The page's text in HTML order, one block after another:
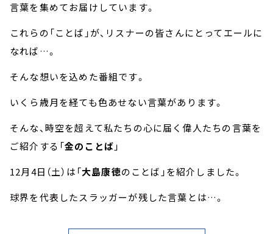
言葉を集めてお届けしています。
これらの「ことば」が、リスナーの皆さんにとってエールに
なれば…。
そんな想いを込めた番組です。
いくら歳月を経ても色あせない言葉があります。
そんな、時空を超えて私たちの心に届く偉人たちの言葉を
ご紹介する「金のことば 」
12月4日（土）は「大島康徳のことば」を紹介しました。
球界を代表したスラッガーが残した言葉とは…。